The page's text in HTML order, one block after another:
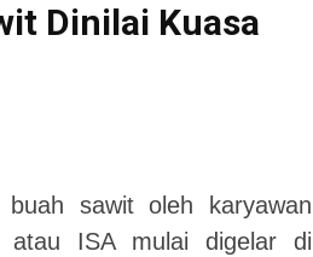
Dinilai Kuasa
sawit oleh karyawan
atau ISA mulai digelar di